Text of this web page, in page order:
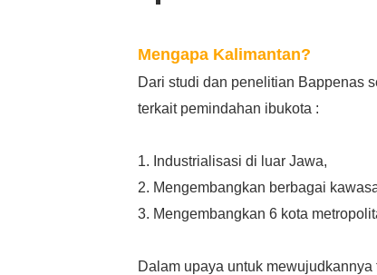
Mengapa Kalimantan?
Dari studi dan penelitian Bappenas
terkait pemindahan ibukota :
1. Industrialisasi di luar Jawa,
2. Mengembangkan berbagai
3. Mengembangkan 6 kota
Dalam upaya untuk